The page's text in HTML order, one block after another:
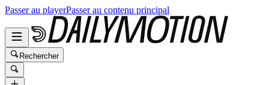
Passer au playerPasser au contenu principal
Rechercher